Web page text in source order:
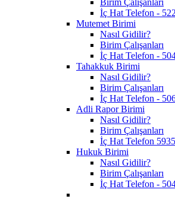
İç Hat Telefon -
Mutemet Birimi
Nasıl Gidilir?
Birim Çalışanları
İç Hat Telefon -
Tahakkuk Birimi
Nasıl Gidilir?
Birim Çalışanları
İç Hat Telefon -
Adli Rapor Birimi
Nasıl Gidilir?
Birim Çalışanları
İç Hat Telefon
Hukuk Birimi
Nasıl Gidilir?
Birim Çalışanları
İç Hat Telefon -